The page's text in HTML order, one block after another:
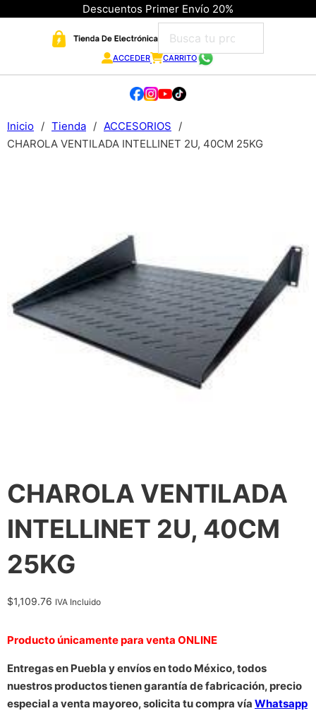
Descuentos Primer Envío 20%
ACCEDER CARRITO
Inicio / Tienda / ACCESORIOS
/
CHAROLA VENTILADA INTELLINET 2U, 40CM 25KG
CHAROLA VENTILADA
INTELLINET 2U, 40CM
25KG
$1,109.76 IVA Incluido
Producto únicamente para venta ONLINE
Entregas en Puebla y envíos en todo México, todos
nuestros productos tienen garantía de fabricación, precio
especial a venta mayoreo, solicita tu compra vía Whatsapp